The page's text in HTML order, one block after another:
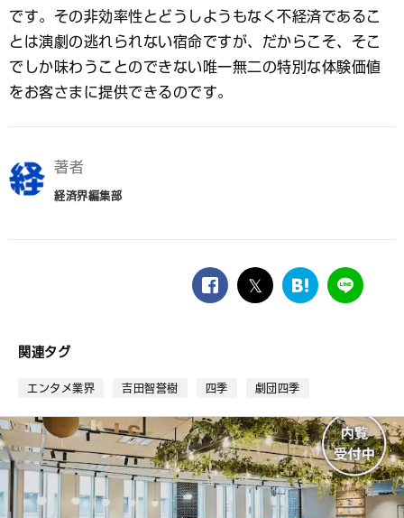
です。その非効率性とどうしようもなく不経済であるこ
とは演劇の逃れられない宿命ですが、だからこそ、そこ
でしか味わうことのできない唯一無二の特別な体験価値
をお客さまに提供できるのです。
著者
経済界編集部
facebook
twitter
は
ク
ー
ク
LINE
関連タグ
エンタメ業界 吉田智誉樹 四季 劇団四季